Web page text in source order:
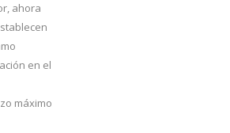
ahora
en el
máximo